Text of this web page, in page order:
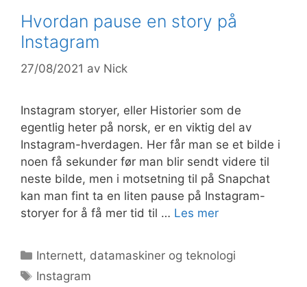
Hvordan pause en story på
Instagram
27/08/2021 av Nick
Instagram storyer, eller Historier som de
egentlig heter på norsk, er en viktig del av
Instagram-hverdagen. Her får man se et bilde i
noen få sekunder før man blir sendt videre til
neste bilde, men i motsetning til på Snapchat
kan man fint ta en liten pause på Instagram-
storyer for å få mer tid til … Les mer
Kategorier
Internett, datamaskiner og teknologi
Stikkord
Instagram